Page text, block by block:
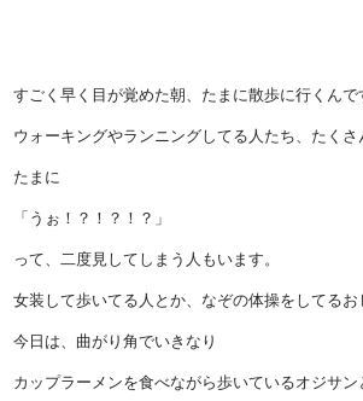
すごく早く目が覚めた朝、たまに散歩に行くんで
ウォーキングやランニングしてる人たち、たくさ
たまに
「うぉ！？！？！？」
って、二度見してしまう人もいます。
女装して歩いてる人とか、なぞの体操をしてるお
今日は、曲がり角でいきなり
カップラーメンを食べながら歩いているオジサン